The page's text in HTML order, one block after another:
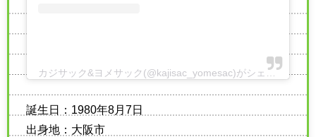
カジサック&ヨメサック(@kajisac_yomesac)がシェアした投稿
誕生日：1980年8月7日
出身地：大阪市